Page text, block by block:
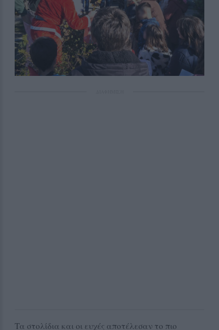
Τα στολίδια και οι ευχές αποτέλεσαν το πιο